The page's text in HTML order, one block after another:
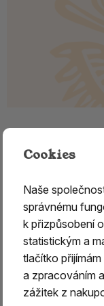
mastku
Kamenná
Kamenná
šetrné
přírodních
sítko, na které se
svíčkyumístěné
díky kterému se
Cookies
Naše
správnému
k přizpůsobení
statistickým a
tlačítko
a zpracováním
zážitek z